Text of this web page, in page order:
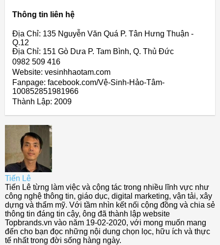
Thông tin liên hệ
Địa Chỉ: 135 Nguyễn Văn Quá P. Tân Hưng Thuận -
Q.12
Địa Chỉ: 151 Gò Dưa P. Tam Bình, Q. Thủ Đức
0982 509 416
Website: vesinhhaotam.com
Fanpage: facebook.com/Vệ-Sinh-Hảo-Tâm-
100852851981966
Thành Lập: 2009
Tiến Lê
Tiến Lê từng làm việc và cộng tác trong nhiều lĩnh vực như
công nghệ thông tin, giáo dục, digital marketing, vận tải, xây
dựng và thẩm mỹ. Với tầm nhìn kết nối cộng đồng và chia sẻ
thông tin đáng tin cậy, ông đã thành lập website
Topbrands.vn vào năm 19-02-2020, với mong muốn mang
đến cho bạn đọc những nội dung chọn lọc, hữu ích và thực
tế nhất trong đời sống hàng ngày.